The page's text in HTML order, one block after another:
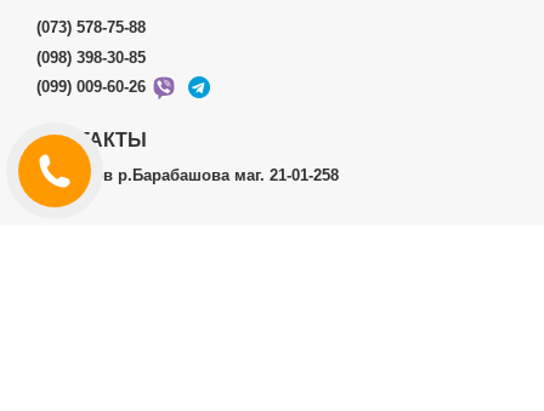
(073) 578-75-88
(098) 398-30-85
(099) 009-60-26
КОНТАКТЫ
г.Харьков р.Барабашова маг. 21-01-258